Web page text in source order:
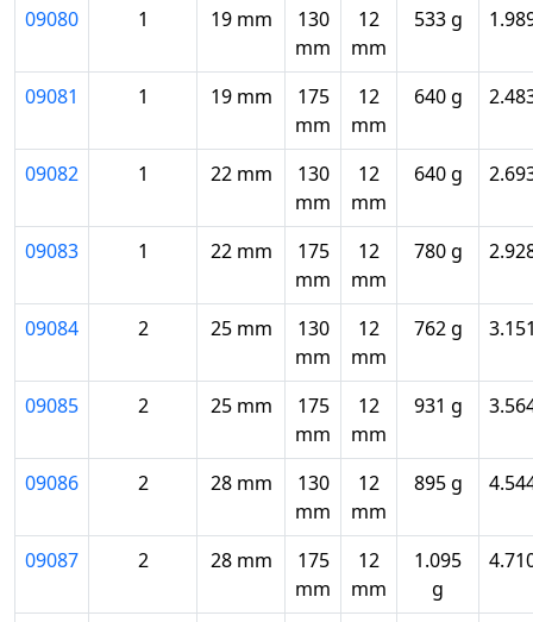
09080 1 19 mm
130
mm
12
mm
533 g
09081 1 19 mm
175
mm
12
mm
640 g
09082 1 22 mm
130
mm
12
mm
640 g
09083 1 22 mm
175
mm
12
mm
780 g
09084 2 25 mm
130
mm
12
mm
762 g
09085 2 25 mm
175
mm
12
mm
931 g
09086 2 28 mm
130
mm
12
mm
895 g
09087 2 28 mm
175
mm
12
mm
1.095
g